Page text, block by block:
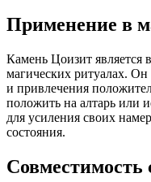
Применение в
Камень Цоизит
магических ритуалах.
и привлечения
положить на алтарь или
для усиления своих
состояния.